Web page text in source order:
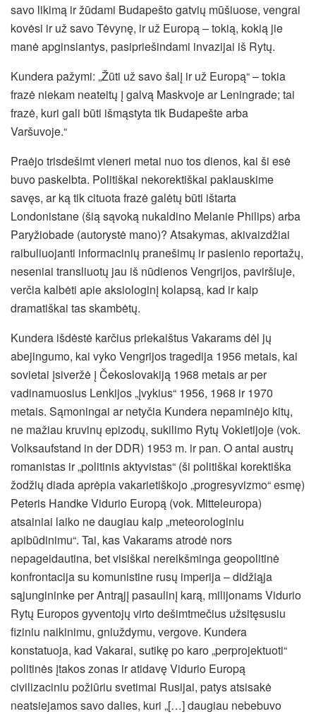
savo likimą ir žūdami Budapešto gatvių mūšiuose, vengrai
kovėsi ir už savo Tėvynę, ir už Europą – tokią, kokią jie
manė apginsiantys, pasipriešindami invazijai iš Rytų.
Kundera pažymi: „Žūti už savo šalį ir už Europą“ – tokia
frazė niekam neateitų į galvą Maskvoje ar Leningrade; tai
frazė, kuri gali būti išmąstyta tik Budapešte arba
Varšuvoje.“
Praėjo trisdešimt vieneri metai nuo tos dienos, kai ši esė
buvo paskelbta. Politiškai nekorektiškai paklauskime
savęs, ar ką tik cituota frazė galėtų būti ištarta
Londonistane (šią sąvoką nukaldino Melanie Philips) arba
Paryžiobade (autorystė mano)? Atsakymas, akivaizdžiai
raibuliuojanti informacinių pranešimų ir pasienio reportažų,
neseniai transliuotų jau iš nūdienos Vengrijos, paviršiuje,
verčia kalbėti apie aksiologinį kolapsą, kad ir kaip
dramatiškai tas skambėtų.
Kundera išdėstė karčius priekaištus Vakarams dėl jų
abejingumo, kai vyko Vengrijos tragedija 1956 metais, kai
sovietai įsiveržė į Čekoslovakiją 1968 metais ar per
vadinamuosius Lenkijos „įvykius“ 1956, 1968 ir 1970
metais. Sąmoningai ar netyčia Kundera nepaminėjo kitų,
ne mažiau kruvinų epizodų, sukilimo Rytų Vokietijoje (vok.
Volksaufstand in der DDR) 1953 m. ir pan. O antai austrų
romanistas ir „politinis aktyvistas“ (ši politiškai korektiška
žodžių diada aprėpia vakarietiškojo „progresyvizmo“ esmę)
Peteris Handke Vidurio Europą (vok. Mitteleuropa)
atsainiai laiko ne daugiau kaip „meteorologiniu
apibūdinimu“. Tai, kas Vakarams atrodė nors
nepageidautina, bet visiškai nereikšminga geopolitinė
konfrontacija su komunistine rusų imperija – didžiąja
sąjungininke per Antrąjį pasaulinį karą, milijonams Vidurio
Rytų Europos gyventojų virto dešimtmečius užsitęsusiu
fiziniu naikinimu, gniuždymu, vergove. Kundera
konstatuoja, kad Vakarai, sutikę po karo „perprojektuoti“
politinės įtakos zonas ir atidavę Vidurio Europą
civilizaciniu požiūriu svetimai Rusijai, patys atsisakė
neatsiejamos savo dalies, kuri „[…] daugiau nebebuvo